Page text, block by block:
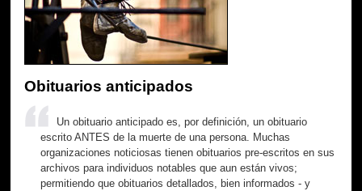
Obituarios anticipados
Un obituario anticipado es, por definición, un obituario
escrito ANTES de la muerte de una persona. Muchas
organizaciones noticiosas tienen obituarios pre-escritos en sus
archivos para individuos notables que aun están vivos;
permitiendo que obituarios detallados, bien informados - y